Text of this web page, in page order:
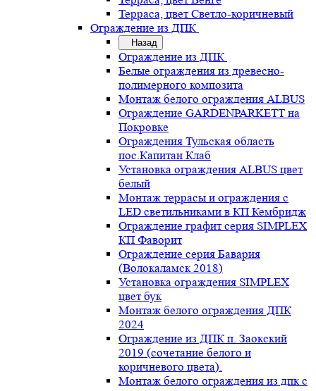
Терраса, цвет Светло-коричневый
Ограждение из ДПК
Назад
Ограждение из ДПК
Белые ограждения из древесно-
полимерного композита
Монтаж белого ограждения ALBUS
Ограждение GARDENPARKETT на
Покровке
Ограждения Тульская область
пос.Капитан Клаб
Установка ограждения ALBUS цвет
белый
Монтаж террасы и ограждения с
LED светильниками в КП Кембридж
Ограждение графит серия SIMPLEX
КП Фаворит
Ограждение серия Бавария
(Волокаламск 2018)
Установка ограждения SIMPLEX
цвет бук
Монтаж белого ограждения ДПК
2024
Ограждение из ДПК п. Заокский
2019 (сочетание белого и
коричневого цвета).
Монтаж белого ограждения из дпк с